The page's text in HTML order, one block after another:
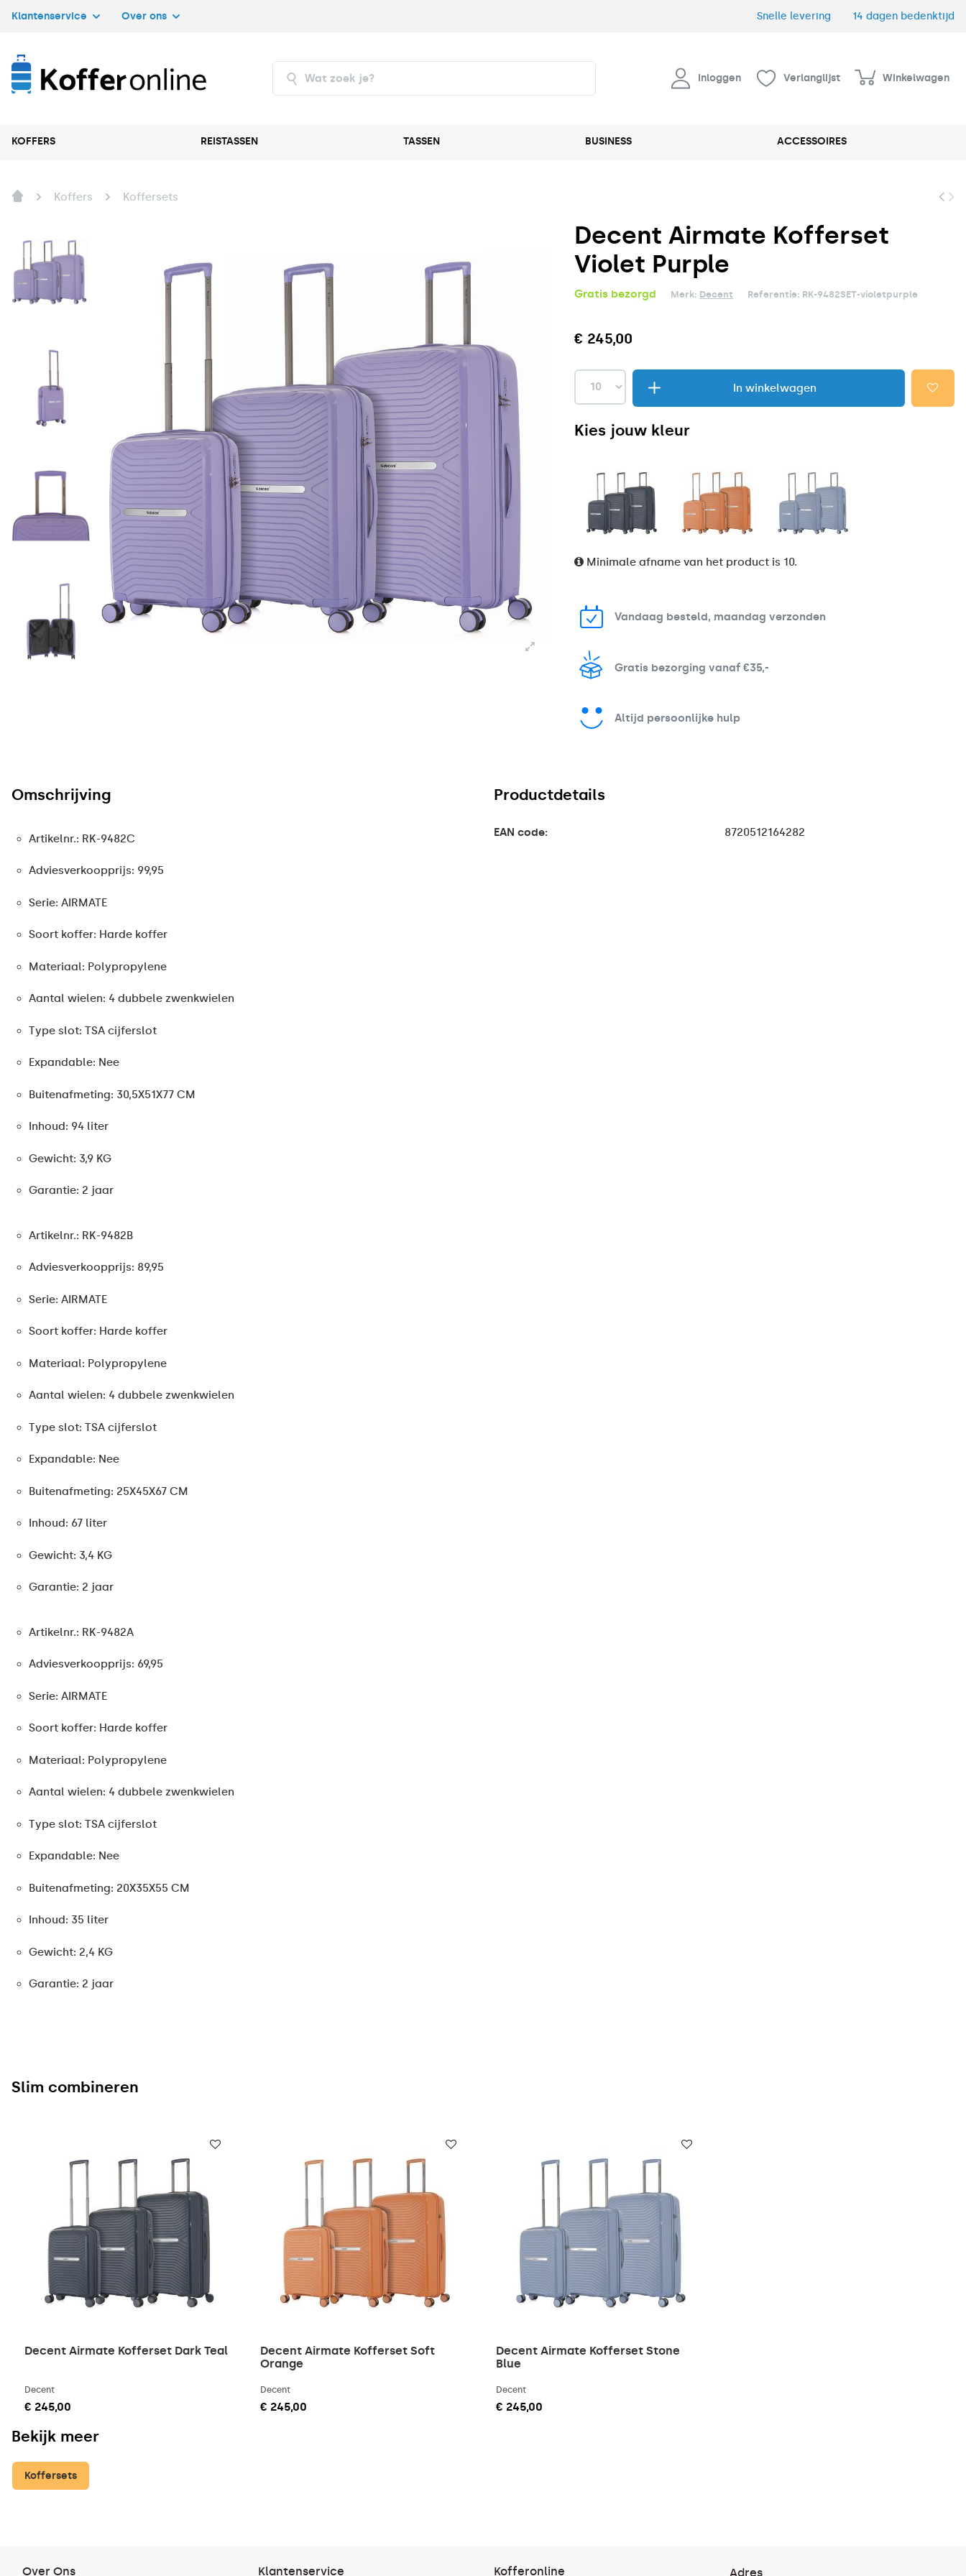
Klantenservice Over ons Snelle levering 14 dagen bedenktijd
Inloggen Verlanglijst Winkelwagen
KOFFERS REISTASSEN TASSEN BUSINESS ACCESSOIRES
Koffers Koffersets
Decent Airmate Kofferset
Violet Purple
Gratis bezorgd Merk: Decent Referentie: RK-9482SET-violetpurple
€ 245,00
In winkelwagen
Kies jouw kleur
Minimale afname van het product is 10.
Vandaag besteld, maandag verzonden
Gratis bezorging vanaf €35,-
Altijd persoonlijke hulp
Omschrijving
Artikelnr.: RK-9482C
Adviesverkoopprijs: 99,95
Serie: AIRMATE
Soort koffer: Harde koffer
Materiaal: Polypropylene
Aantal wielen: 4 dubbele zwenkwielen
Type slot: TSA cijferslot
Expandable: Nee
Buitenafmeting: 30,5X51X77 CM
Inhoud: 94 liter
Gewicht: 3,9 KG
Garantie: 2 jaar
Artikelnr.: RK-9482B
Adviesverkoopprijs: 89,95
Serie: AIRMATE
Soort koffer: Harde koffer
Materiaal: Polypropylene
Aantal wielen: 4 dubbele zwenkwielen
Type slot: TSA cijferslot
Expandable: Nee
Buitenafmeting: 25X45X67 CM
Inhoud: 67 liter
Gewicht: 3,4 KG
Garantie: 2 jaar
Artikelnr.: RK-9482A
Adviesverkoopprijs: 69,95
Serie: AIRMATE
Soort koffer: Harde koffer
Materiaal: Polypropylene
Aantal wielen: 4 dubbele zwenkwielen
Type slot: TSA cijferslot
Expandable: Nee
Buitenafmeting: 20X35X55 CM
Inhoud: 35 liter
Gewicht: 2,4 KG
Garantie: 2 jaar
Productdetails
EAN code: 8720512164282
Slim combineren
Decent Airmate Kofferset Dark Teal
Decent
€ 245,00
Decent Airmate Kofferset Soft
Orange
Decent
€ 245,00
Decent Airmate Kofferset Stone
Blue
Decent
€ 245,00
Bekijk meer
Koffersets
Over Ons Klantenservice Kofferonline Adres